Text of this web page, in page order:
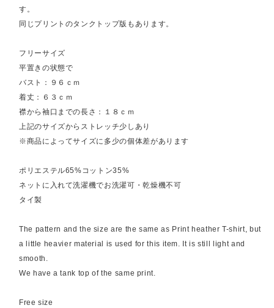
す。
同じプリントのタンクトップ版もあります。
フリーサイズ
平置きの状態で
バスト：９６ｃｍ
着丈：６３ｃｍ
襟から袖口までの長さ：１８ｃｍ
上記のサイズからストレッチ少しあり
※商品によってサイズに多少の個体差があります
ポリエステル65%コットン35%
ネットに入れて洗濯機でお洗濯可・乾燥機不可
タイ製
The pattern and the size are the same as Print heather T-shirt, but
a little heavier material is used for this item. It is still light and
smooth.
We have a tank top of the same print.
Free size